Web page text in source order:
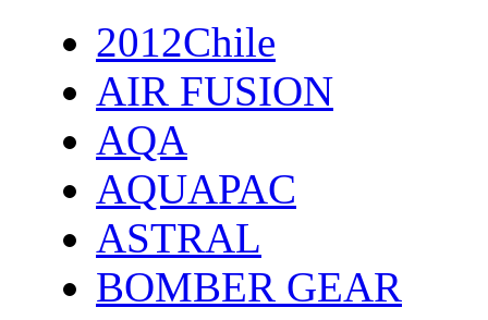
2012Chile
AIR FUSION
AQA
AQUAPAC
ASTRAL
BOMBER GEAR